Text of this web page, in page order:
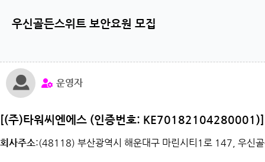
우신골든스위트 보안요원 모집
운영자
[(주)타워씨엔에스 (인증번호: KE70182104280001)]
회사주소:(48118) 부산광역시 해운대구 마린시티1로 147, 우신